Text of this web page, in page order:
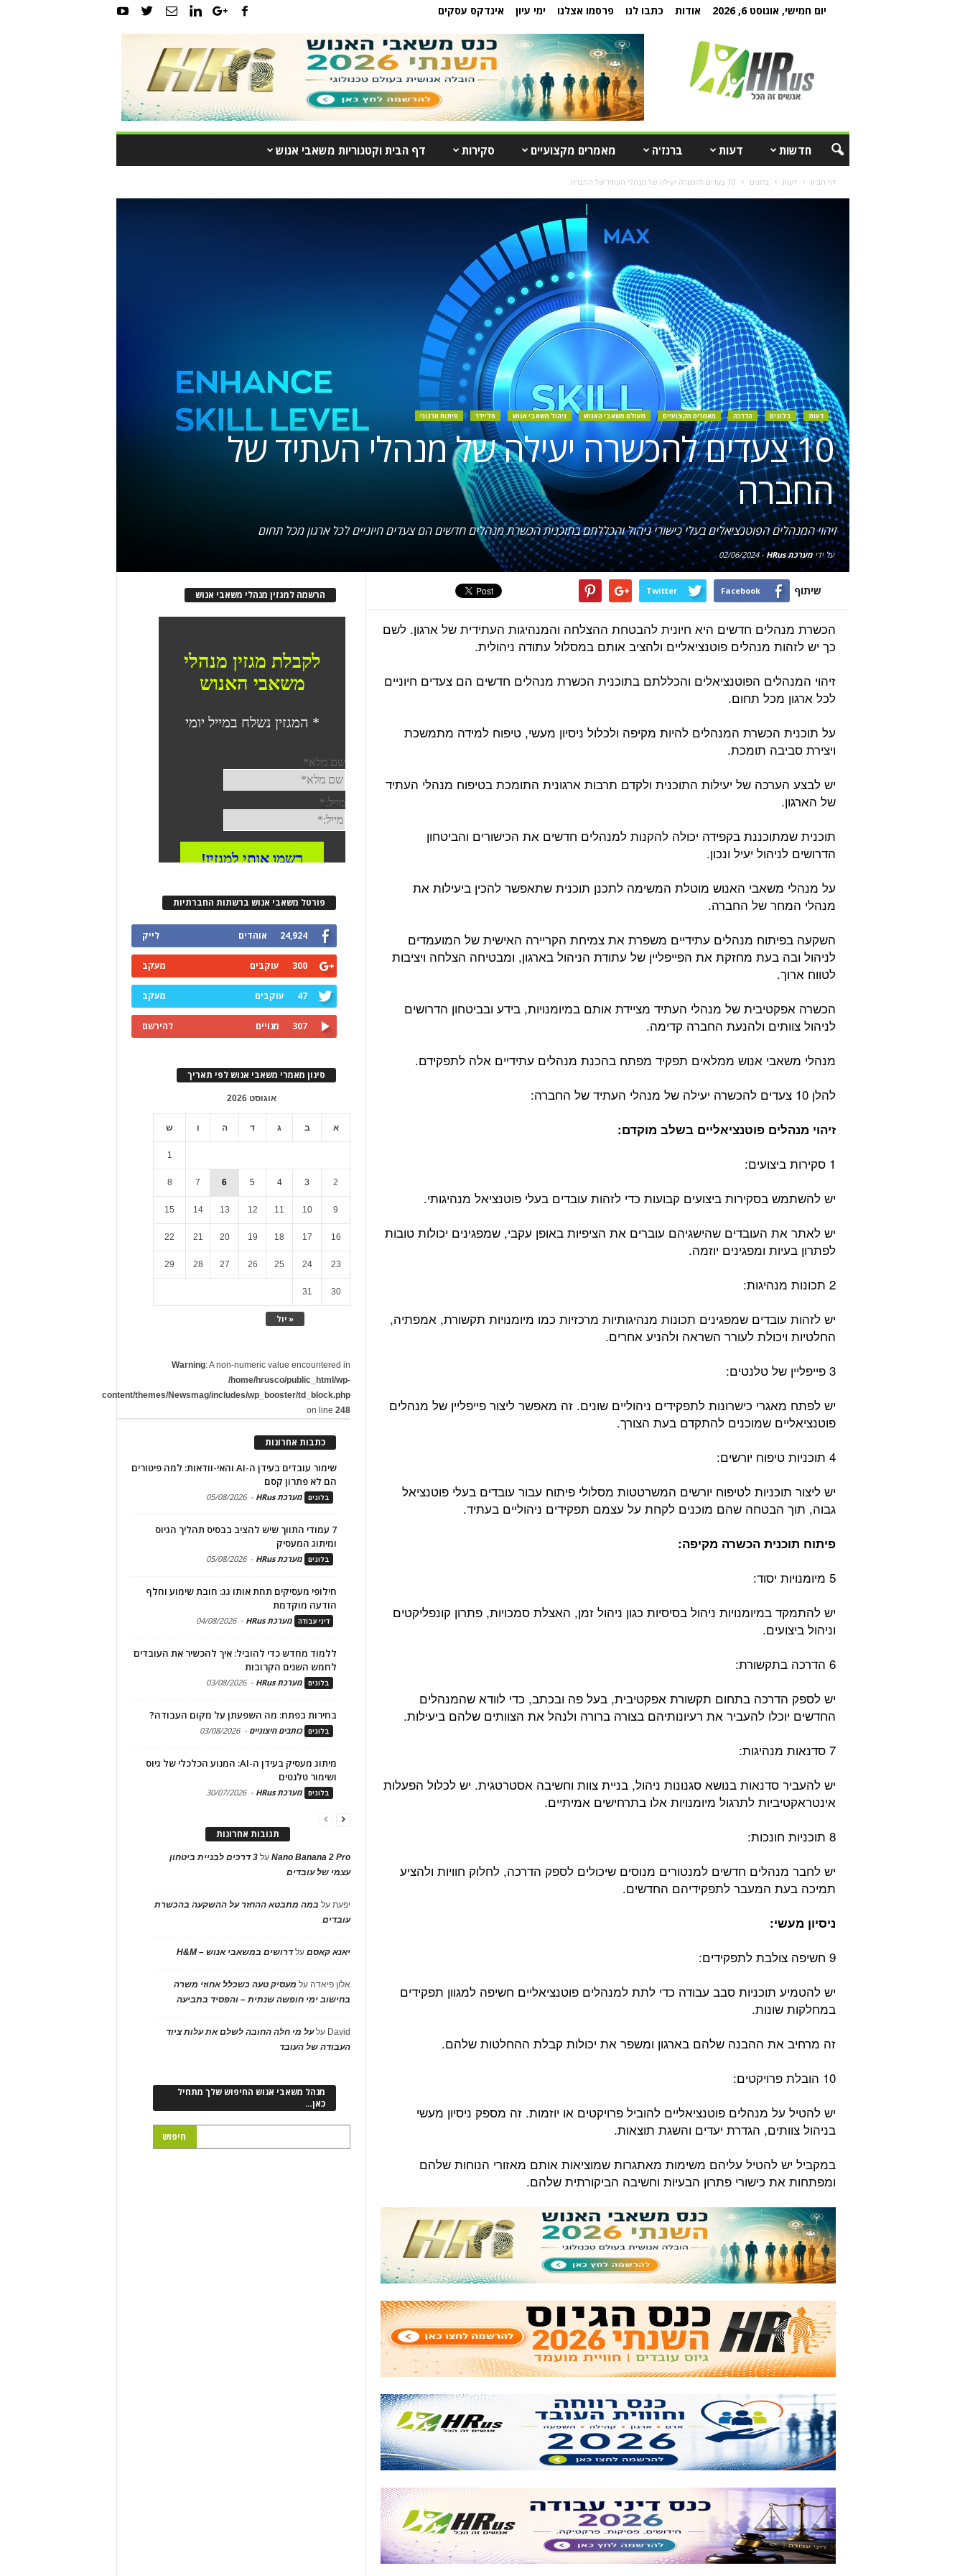
יום חמישי, אוגוסט 6, 2026 אודות כתבו לנו פרסמו אצלנו ימי עיון אינדקס עסקים
חדשות דעות ברנז'ה מאמרים מקצועיים סקירות דף הבית וקטגוריות משאבי אנוש
דף הבית דעות בלוגים 10 צעדים להכשרה יעילה של מנהלי העתיד של החברה
דעות בלוגים הדרכה מאמרים מקצועיים מעולם משאבי האנוש ניהול משאבי אנוש סליידר פיתוח ארגוני
10 צעדים להכשרה יעילה של מנהלי העתיד של
החברה
זיהוי המנהלים הפוטנציאלים בעלי כישורי ניהול והכללתם בתוכנית הכשרת מנהלים חדשים הם צעדים חיוניים לכל ארגון מכל תחום
על ידימערכת HRus -
02/06/2024
שיתוף Facebook
Twitter
הכשרת מנהלים חדשים היא חיונית להבטחת ההצלחה והמנהיגות העתידית של ארגון. לשם
כך יש לזהות מנהלים פוטנציאליים ולהציב אותם במסלול עתודה ניהולית.
זיהוי המנהלים הפוטנציאלים והכללתם בתוכנית הכשרת מנהלים חדשים הם צעדים חיוניים
לכל ארגון מכל תחום.
על תוכנית הכשרת המנהלים להיות מקיפה ולכלול ניסיון מעשי, טיפוח למידה מתמשכת
ויצירת סביבה תומכת.
יש לבצע הערכה של יעילות התוכנית ולקדם תרבות ארגונית התומכת בטיפוח מנהלי העתיד
של הארגון.
תוכנית שמתוכננת בקפידה יכולה להקנות למנהלים חדשים את הכישורים והביטחון
הדרושים לניהול יעיל ונכון.
על מנהלי משאבי האנוש מוטלת המשימה לתכנן תוכנית שתאפשר להכין ביעילות את
מנהלי המחר של החברה.
השקעה בפיתוח מנהלים עתידיים משפרת את צמיחת הקריירה האישית של המועמדים
לניהול ובה בעת מחזקת את הפייפליין של עתודת הניהול בארגון, ומבטיחה הצלחה ויציבות
לטווח ארוך.
הכשרה אפקטיבית של מנהלי העתיד מציידת אותם במיומנויות, בידע ובביטחון הדרושים
לניהול צוותים ולהנעת החברה קדימה.
מנהלי משאבי אנוש ממלאים תפקיד מפתח בהכנת מנהלים עתידיים אלה לתפקידם.
להלן 10 צעדים להכשרה יעילה של מנהלי העתיד של החברה:
זיהוי מנהלים פוטנציאליים בשלב מוקדם:
1 סקירות ביצועים:
יש להשתמש בסקירות ביצועים קבועות כדי לזהות עובדים בעלי פוטנציאל מנהיגותי.
יש לאתר את העובדים שהישגיהם עוברים את הציפיות באופן עקבי, שמפגינים יכולות טובות
לפתרון בעיות ומפגינים יוזמה.
2 תכונות מנהיגות:
יש לזהות עובדים שמפגינים תכונות מנהיגותיות מרכזיות כמו מיומנויות תקשורת, אמפתיה,
החלטיות ויכולת לעורר השראה ולהניע אחרים.
3 פייפליין של טלנטים:
יש לפתח מאגרי כישרונות לתפקידים ניהוליים שונים. זה מאפשר ליצור פייפליין של מנהלים
פוטנציאליים שמוכנים להתקדם בעת הצורך.
4 תוכניות טיפוח יורשים:
יש ליצור תוכניות לטיפוח יורשים המשרטטות מסלולי פיתוח עבור עובדים בעלי פוטנציאל
גבוה, תוך הבטחה שהם מוכנים לקחת על עצמם תפקידים ניהוליים בעתיד.
פיתוח תוכנית הכשרה מקיפה:
5 מיומנויות יסוד:
יש להתמקד במיומנויות ניהול בסיסיות כגון ניהול זמן, האצלת סמכויות, פתרון קונפליקטים
וניהול ביצועים.
6 הדרכה בתקשורת:
יש לספק הדרכה בתחום תקשורת אפקטיבית, בעל פה ובכתב, כדי לוודא שהמנהלים
החדשים יוכלו להעביר את רעיונותיהם בצורה ברורה ולנהל את הצוותים שלהם ביעילות.
7 סדנאות מנהיגות:
יש להעביר סדנאות בנושא סגנונות ניהול, בניית צוות וחשיבה אסטרטגית. יש לכלול הפעלות
אינטראקטיביות לתרגול מיומנויות אלו בתרחישים אמיתיים.
8 תוכניות חונכות:
יש לחבר מנהלים חדשים למנטורים מנוסים שיכולים לספק הדרכה, לחלוק חוויות ולהציע
תמיכה בעת המעבר לתפקידיהם החדשים.
ניסיון מעשי:
9 חשיפה צולבת לתפקידים:
יש להטמיע תוכניות סבב עבודה כדי לתת למנהלים פוטנציאליים חשיפה למגוון תפקידים
במחלקות שונות.
זה מרחיב את ההבנה שלהם בארגון ומשפר את יכולות קבלת ההחלטות שלהם.
10 הובלת פרויקטים:
יש להטיל על מנהלים פוטנציאליים להוביל פרויקטים או יוזמות. זה מספק ניסיון מעשי
בניהול צוותים, הגדרת יעדים והשגת תוצאות.
במקביל יש להטיל עליהם משימות מאתגרות שמוציאות אותם מאזורי הנוחות שלהם
ומפתחות את כישורי פתרון הבעיות וחשיבה הביקורתית שלהם.
הרשמה למגזין מנהלי משאבי אנוש
פורטל משאבי אנוש ברשתות החברתיות
24,924 אוהדים לייק
300 עוקבים מעקב
47 עוקבים מעקב
307 מנויים להירשם
סינון מאמרי משאבי אנוש לפי תאריך
אוגוסט 2026
א ב ג ד ה ו ש
« יול
1
2
3
4
5
6
7
8
9
10
11
12
13
14
15
16
17
18
19
20
21
22
23
24
25
26
27
28
29
30
31
Warning: A non-numeric value encountered in
/home/hrusco/public_html/wp-
content/themes/Newsmag/includes/wp_booster/td_block.php
on line248
כתבות אחרונות
שימור עובדים בעידן ה-AI והאי-וודאות: למה פיטורים
הם לא פתרון קסם
בלוגים מערכת HRus -
05/08/2026
7 עמודי התווך שיש להציב בבסיס תהליך הגיוס
ומיתוג המעסיק
בלוגים מערכת HRus -
05/08/2026
חילופי מעסיקים תחת אותו גג: חובת שימוע וחלף
הודעה מוקדמת
דיני עבודה מערכת HRus -
04/08/2026
ללמוד מחדש כדי להוביל: איך להכשיר את העובדים
לחמש השנים הקרובות
בלוגים מערכת HRus -
03/08/2026
בחירות בפתח: מה השפעתן על מקום העבודה?
בלוגים כותבים חיצוניים -
03/08/2026
מיתוג מעסיק בעידן ה-AI: המנוע הכלכלי של גיוס
ושימור טלנטים
בלוגים מערכת HRus -
30/07/2026
תגובות אחרונות
Nano Banana 2 Proעל
3 דרכים לבניית ביטחון
עצמי של עובדים
יפעתעל במה מתבטא ההחזר על ההשקעה בהכשרת
עובדים
יאנא קאסםעלדרושים במשאבי אנוש – H&M
אלון פיאדה על מעסיק טעה כשכלל אחוזי משרה
בחישוב ימי חופשה שנתית – והפסיד בתביעה
David עלעל מי חלה החובה לשלם את עלות ציוד
העבודה של העובד
מנהל משאבי אנוש החיפוש שלך מתחיל
כאן…